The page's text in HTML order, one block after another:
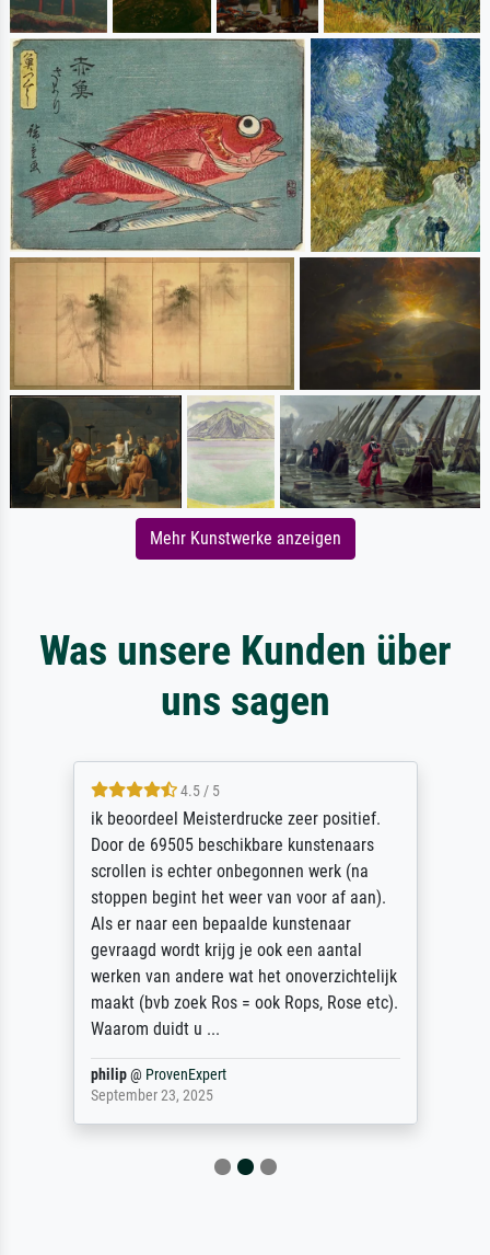
Mehr Kunstwerke anzeigen
Was unsere Kunden über
uns sagen
4.5 / 5
ik beoordeel Meisterdrucke zeer positief.
Door de 69505 beschikbare kunstenaars
scrollen is echter onbegonnen werk (na
stoppen begint het weer van voor af aan).
Als er naar een bepaalde kunstenaar
gevraagd wordt krijg je ook een aantal
werken van andere wat het onoverzichtelijk
maakt (bvb zoek Ros = ook Rops, Rose etc).
Waarom duidt u ...
philip@ ProvenExpert
September 23, 2025